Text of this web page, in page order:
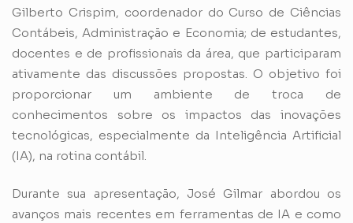
Gilberto Crispim, coordenador do Curso de Ciências
Contábeis, Administração e Economia; de estudantes,
docentes e de profissionais da área, que participaram
ativamente das discussões propostas. O objetivo foi
proporcionar um ambiente de troca de
conhecimentos sobre os impactos das inovações
tecnológicas, especialmente da Inteligência Artificial
(IA), na rotina contábil.
Durante sua apresentação, José Gilmar abordou os
avanços mais recentes em ferramentas de IA e como